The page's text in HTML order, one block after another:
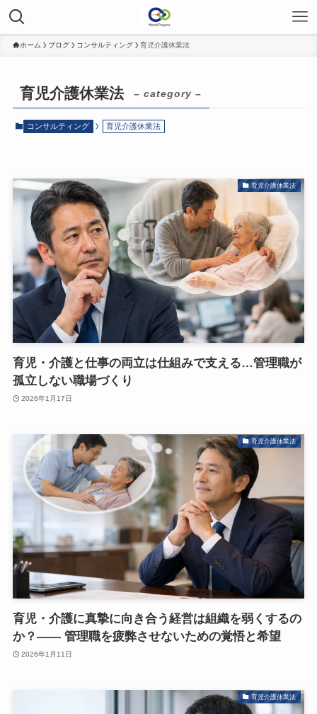
ホーム ブログ コンサルティング 育児介護休業法
育児介護休業法 – category –
コンサルティング 育児介護休業法
育児介護休業法
育児・介護と仕事の両立は仕組みで支える…管理職が
孤立しない職場づくり
2026年1月17日
育児介護休業法
育児・介護に真摯に向き合う経営は組織を弱くするの
か？―― 管理職を疲弊させないための覚悟と希望
2026年1月11日
育児介護休業法